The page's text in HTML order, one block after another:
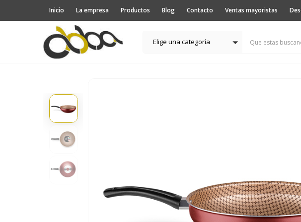
Inicio La empresa Productos Blog Contacto Ventas mayoristas
Elige una categoría